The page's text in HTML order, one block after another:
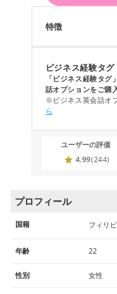
特徴
ビジネス経験タグ
「ビジネス経験タ
話オプションをご購
※ビジネス英会話オ
ら
ユーザーの評価
4.99(244)
プロフィール
国籍 フィリ
年齢 22
性別 女性